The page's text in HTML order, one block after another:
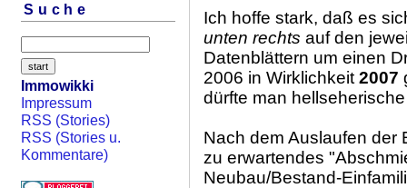
Suche
Immowikki
Impressum
RSS (Stories)
RSS (Stories u.
Kommentare)
Ich hoffe stark, daß es
unten rechts auf den
Datenblättern um einen
2006 in Wirklichkeit 2007
dürfte man
Nach dem Auslaufen der
zu erwartendes
Neubau/Bestand-